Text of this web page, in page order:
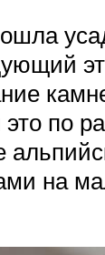
по
на